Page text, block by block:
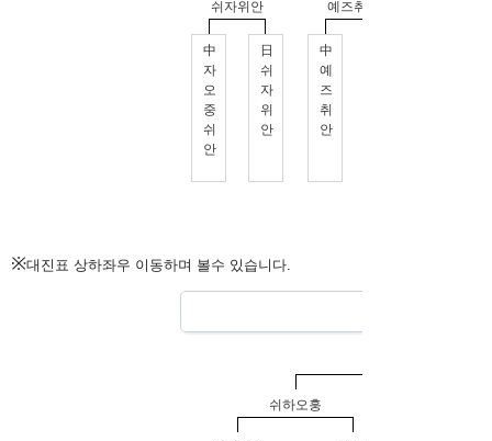
※대진표 상하좌우 이동하며 볼수 있습니다.